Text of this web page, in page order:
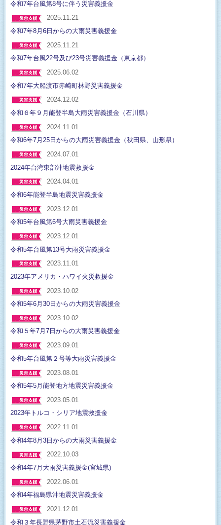
令和7年台風第8号に伴う災害義援金
2025.11.21
令和7年8月6日からの大雨災害義援金
2025.11.21
令和7年台風22号及び23号災害義援金（東京都）
2025.06.02
令和7年大船渡市赤崎町林野災害義援金
2024.12.02
令和６年９月能登半島大雨災害義援金（石川県）
2024.11.01
令和6年7月25日からの大雨災害義援金（秋田県、山形県）
2024.07.01
2024年台湾東部沖地震救援金
2024.04.01
令和6年能登半島地震災害義援金
2023.12.01
令和5年台風第6号大雨災害義援金
2023.12.01
令和5年台風第13号大雨災害義援金
2023.11.01
2023年アメリカ・ハワイ火災救援金
2023.10.02
令和5年6月30日からの大雨災害義援金
2023.10.02
令和５年7月7日からの大雨災害義援金
2023.09.01
令和5年台風第２号等大雨災害義援金
2023.08.01
令和5年5月能登地方地震災害義援金
2023.05.01
2023年トルコ・シリア地震救援金
2022.11.01
令和4年8月3日からの大雨災害義援金
2022.10.03
令和4年7月大雨災害義援金(宮城県)
2022.06.01
令和4年福島県沖地震災害義援金
2021.12.01
令和３年長野県茅野市土石流災害義援金